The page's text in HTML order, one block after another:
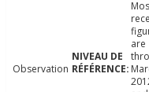
Observation
are